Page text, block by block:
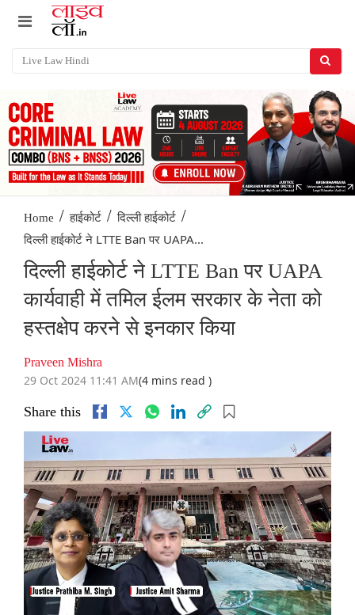
Home / हाईकोर्ट / दिल्ली हाईकोर्ट /
दिल्ली हाईकोर्ट ने LTTE Ban पर UAPA...
दिल्ली हाईकोर्ट ने LTTE Ban पर UAPA
कार्यवाही में तमिल ईलम सरकार के नेता को
हस्तक्षेप करने से इनकार किया
Praveen Mishra
29 Oct 2024 11:41 AM(4 mins read )
Share this